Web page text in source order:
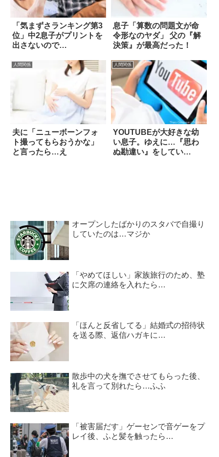
「気まずさランキング第3
位」中2息子がプリントを
出さないので…
息子「算数の問題文が命
令形なのヤダ」 父の『解
決策』が最高だった！
人間関係
夫に「ニューボーンフォ
ト撮ってもらおうかな」
と言ったら…え
人間関係
YOUTUBEが大好きな幼
い息子。ゆえに…『思わ
ぬ勘違い』をしてい
オープンしたばかりのスタバで自撮り
していたのは…マジか
「やめてほしい」家族旅行のため、塾
に欠席の連絡を入れたら…
「ほんと反省してる」結婚式の招待状
を送る際、返信ハガキに…
散歩中の犬を撫でさせてもらった後、
礼を言って別れたら…ふふ
「被害届だす」ゲーセンで音ゲーをプ
レイ後、ふと髪を触ったら…